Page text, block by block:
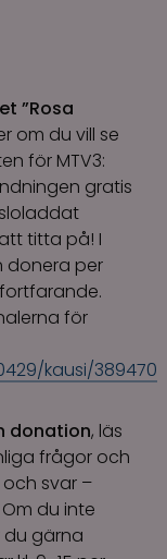
”Rosa
om du vill se
för MTV3:
gratis
titta på! I
donera per
för
kausi/389470
donation, läs
frågor och
svar –
Om du inte
gärna